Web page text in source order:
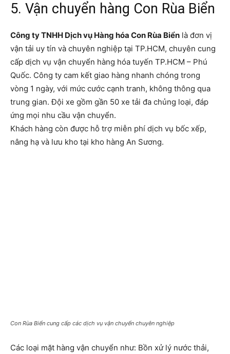
5. Vận chuyển hàng Con Rùa Biển
Công ty TNHH Dịch vụ Hàng hóa Con Rùa Biển là đơn vị
vận tải uy tín và chuyên nghiệp tại TP.HCM, chuyên cung
cấp dịch vụ vận chuyển hàng hóa tuyến TP.HCM – Phú
Quốc. Công ty cam kết giao hàng nhanh chóng trong
vòng 1 ngày, với mức cước cạnh tranh, không thông qua
trung gian. Đội xe gồm gần 50 xe tải đa chủng loại, đáp
ứng mọi nhu cầu vận chuyển.
Khách hàng còn được hỗ trợ miễn phí dịch vụ bốc xếp,
nâng hạ và lưu kho tại kho hàng An Sương.
Con Rùa Biển cung cấp các dịch vụ vận chuyển chuyên nghiệp
Các loại mặt hàng vận chuyển như: Bồn xử lý nước thải,